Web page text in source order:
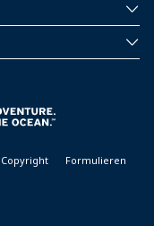
Copyright Formulieren